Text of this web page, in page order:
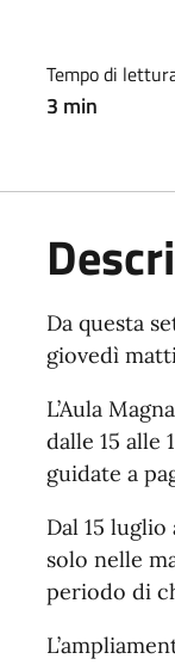
Tempo di
3 min
Da questa
giovedì
L’Aula
dalle 15 alle
guidate a
Dal 15
solo nelle
periodo di